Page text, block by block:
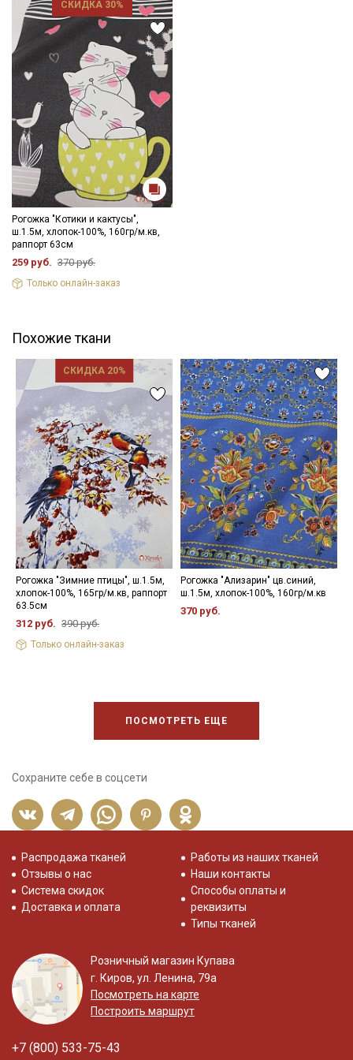
СКИДКА 30%
Рогожка "Котики и кактусы",
ш.1.5м, хлопок-100%, 160гр/м.кв,
раппорт 63см
259 руб. 370 руб.
Только онлайн-заказ
Похожие ткани
СКИДКА 20%
Рогожка "Зимние птицы", ш.1.5м,
хлопок-100%, 165гр/м.кв, раппорт
63.5см
312 руб. 390 руб.
Только онлайн-заказ
Рогожка "Ализарин" цв.синий,
ш.1.5м, хлопок-100%, 160гр/м.кв
370 руб.
ПОСМОТРЕТЬ ЕЩЕ
Сохраните себе в соцсети
Распродажа тканей
Отзывы о нас
Система скидок
Доставка и оплата
Работы из наших тканей
Наши контакты
Способы оплаты и
реквизиты
Типы тканей
Розничный магазин Купава
г. Киров, ул. Ленина, 79а
Посмотреть на карте
Построить маршрут
+7 (800) 533-75-43